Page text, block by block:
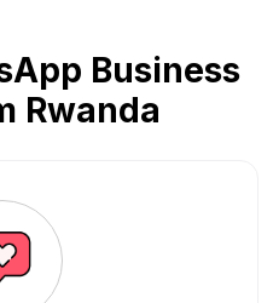
Business
Rwanda